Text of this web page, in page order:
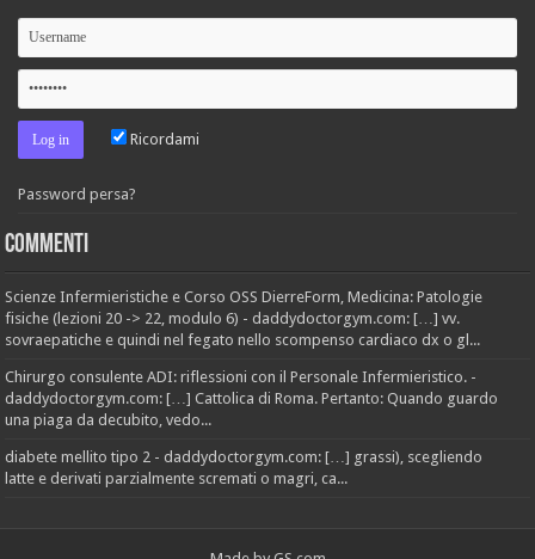
Ricordami
Password persa?
Commenti
Scienze Infermieristiche e Corso OSS DierreForm, Medicina: Patologie
fisiche (lezioni 20 -> 22, modulo 6) - daddydoctorgym.com: […] vv.
sovraepatiche e quindi nel fegato nello scompenso cardiaco dx o gl...
Chirurgo consulente ADI: riflessioni con il Personale Infermieristico. -
daddydoctorgym.com: […] Cattolica di Roma. Pertanto: Quando guardo
una piaga da decubito, vedo...
diabete mellito tipo 2 - daddydoctorgym.com: […] grassi), scegliendo
latte e derivati parzialmente scremati o magri, ca...